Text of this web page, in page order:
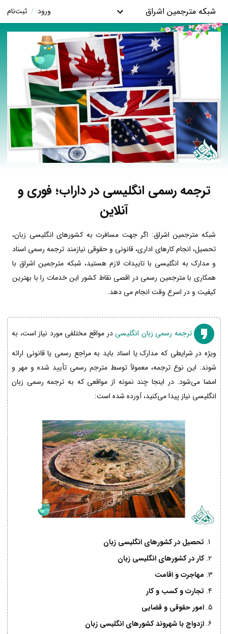
شبکه مترجمین اشراق ورود / ثبت‌نام
ترجمه رسمی انگلیسی در داراب؛ فوری و
آنلاین
شبکه مترجمین اشراق: اگر جهت مسافرت به کشورهای انگلیسی زبان،
تحصیل، انجام کارهای اداری، قانونی و حقوقی نیازمند ترجمه رسمی اسناد
و مدارک به انگلیسی با تاییدات لازم هستید، شبکه مترجمین اشراق با
همکاری با مترجمین رسمی در اقصی نقاط کشور این خدمات را با بهترین
کیفیت و در اسرع وقت انجام می دهد.
ترجمه رسمی زبان انگلیسی در مواقع مختلفی مورد نیاز است، به
ویژه در شرایطی که مدارک یا اسناد باید به مراجع رسمی یا قانونی ارائه
شوند. این نوع ترجمه، معمولاً توسط مترجم رسمی تأیید شده و مهر و
امضا می‌شود. در اینجا چند نمونه از مواقعی که به ترجمه رسمی زبان
انگلیسی نیاز پیدا می‌کنید، آورده شده است:
تحصیل در کشورهای انگلیسی زبان
کار در کشورهای انگلیسی زبان
مهاجرت و اقامت
تجارت و کسب و کار
امور حقوقی و قضایی
ازدواج با شهروند کشورهای انگلیسی زبان